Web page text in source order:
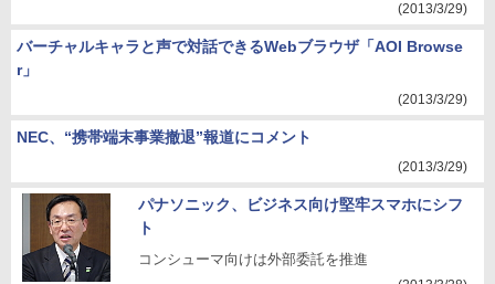
(2013/3/29)
バーチャルキャラと声で対話できるWebブラウザ「AOI Browse
r」
(2013/3/29)
NEC、“携帯端末事業撤退”報道にコメント
(2013/3/29)
パナソニック、ビジネス向け堅牢スマホにシフ
ト
コンシューマ向けは外部委託を推進